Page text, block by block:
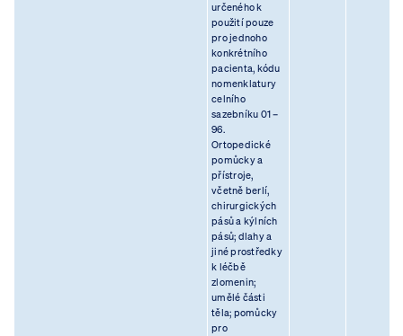
určeného k
použití pouze
pro jednoho
konkrétního
pacienta, kódu
nomenklatury
celního
sazebníku 01 –
96.
Ortopedické
pomůcky a
přístroje,
včetně berlí,
chirurgických
pásů a kýlních
pásů; dlahy a
jiné prostředky
k léčbě
zlomenin;
umělé části
těla; pomůcky
pro